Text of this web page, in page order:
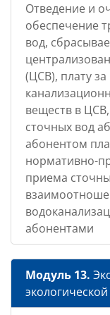
Отведение и
обеспечение
вод,
(ЦСВ), плату
веществ в
сточных вод
абонентом
нормативно-
приема
абонентами
Модуль 13.